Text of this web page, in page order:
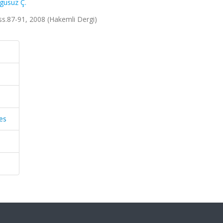
Ç.
91, 2008 (Hakemli Dergi)